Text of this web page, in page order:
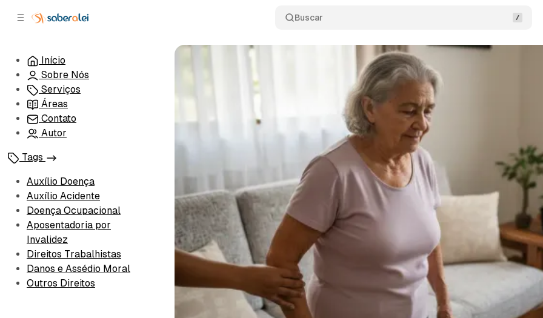
Buscar
Início
Sobre Nós
Serviços
Áreas
Contato
Autor
Tags
Auxílio Doença
Auxílio Acidente
Doença Ocupacional
Aposentadoria por
Invalidez
Direitos Trabalhistas
Danos e Assédio Moral
Outros Direitos